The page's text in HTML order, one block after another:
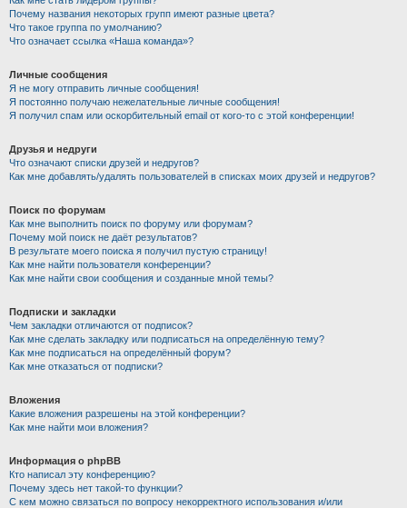
Почему названия некоторых групп имеют разные цвета?
Что такое группа по умолчанию?
Что означает ссылка «Наша команда»?
Личные сообщения
Я не могу отправить личные сообщения!
Я постоянно получаю нежелательные личные сообщения!
Я получил спам или оскорбительный email от кого-то с этой конференции!
Друзья и недруги
Что означают списки друзей и недругов?
Как мне добавлять/удалять пользователей в списках моих друзей и недругов?
Поиск по форумам
Как мне выполнить поиск по форуму или форумам?
Почему мой поиск не даёт результатов?
В результате моего поиска я получил пустую страницу!
Как мне найти пользователя конференции?
Как мне найти свои сообщения и созданные мной темы?
Подписки и закладки
Чем закладки отличаются от подписок?
Как мне сделать закладку или подписаться на определённую тему?
Как мне подписаться на определённый форум?
Как мне отказаться от подписки?
Вложения
Какие вложения разрешены на этой конференции?
Как мне найти мои вложения?
Информация о phpBB
Кто написал эту конференцию?
Почему здесь нет такой-то функции?
С кем можно связаться по вопросу некорректного использования и/или